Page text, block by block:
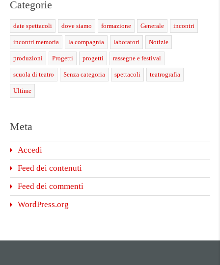
Categorie
date spettacoli dove siamo formazione Generale incontri
incontri memoria la compagnia laboratori Notizie
produzioni Progetti progetti rassegne e festival
scuola di teatro Senza categoria spettacoli teatrografia
Ultime
Meta
Accedi
Feed dei contenuti
Feed dei commenti
WordPress.org